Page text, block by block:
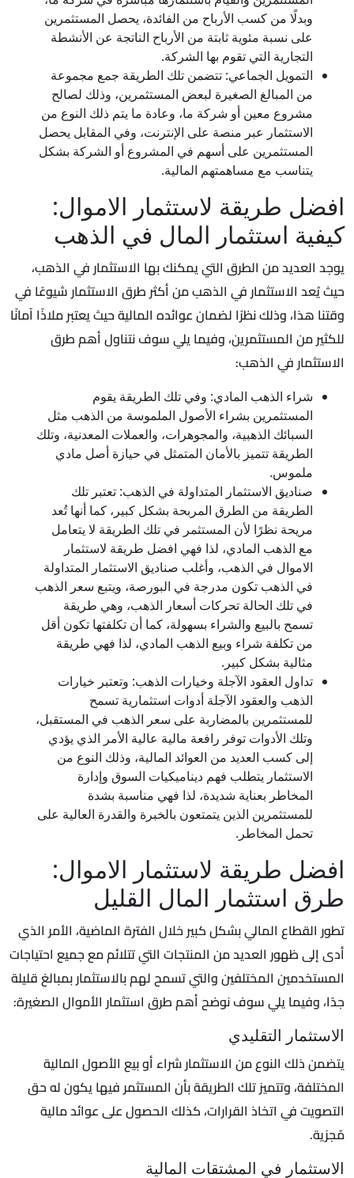
وبدلًا من كسب الأرباح من الفائدة، يحصل المستثمرين
على نسبة مئوية ثابتة من الأرباح الناتجة عن الأنشطة
التجارية التي تقوم بها الشركة.
التمويل الجماعي: تتضمن تلك الطريقة جمع مجموعة
من المبالغ الصغيرة لبعض المستثمرين، وذلك لصالح
مشروع معين أو شركة ما، وعادة ما يتم ذلك النوع من
الاستثمار عبر منصة على الإنترنت، وفي المقابل يحصل
المستثمرين على أسهم في المشروع أو الشركة بشكل
يتناسب مع مساهمتهم المالية.
افضل طريقة لاستثمار الاموال:
كيفية استثمار المال في الذهب
يوجد العديد من الطرق التي يمكنك بها الاستثمار في الذهب،
حيث يُعد الاستثمار في الذهب من أكثر طرق الاستثمار شيوعًا في
وقتنا هذا، وذلك نظرًا لضمان عوائده المالية حيث يعتبر ملاذًا آمانًا
للكثير من المستثمرين، وفيما يلي سوف نتناول أهم طرق
الاستثمار في الذهب:
شراء الذهب المادي: وفي تلك الطريقة يقوم
المستثمرين بشراء الأصول الملموسة من الذهب مثل
السبائك الذهبية، والمجوهرات، والعملات المعدنية، وتلك
الطريقة تتميز بالأمان المتمثل في حيازة أصل مادي
ملموس.
صناديق الاستثمار المتداولة في الذهب: تعتبر تلك
الطريقة من الطرق المربحة بشكل كبير، كما أنها تُعد
مريحة نظرًا لأن المستثمر في تلك الطريقة لا يتعامل
مع الذهب المادي، لذا فهي افضل طريقة لاستثمار
الاموال في الذهب، وأغلب صناديق الاستثمار المتداولة
في الذهب تكون مدرجة في البورصة، ويتبع سعر الذهب
في تلك الحالة تحركات أسعار الذهب، وهي طريقة
تسمح بالبيع والشراء بسهولة، كما أن تكلفتها تكون أقل
من تكلفة شراء وبيع الذهب المادي، لذا فهي طريقة
مثالية بشكل كبير.
تداول العقود الآجلة وخيارات الذهب: وتعتبر خيارات
الذهب والعقود الآجلة أدوات استثمارية تسمح
للمستثمرين بالمضاربة على سعر الذهب في المستقبل،
وتلك الأدوات توفر رافعة مالية عالية الأمر الذي يؤدي
إلى كسب العديد من العوائد المالية، وذلك النوع من
الاستثمار يتطلب فهم ديناميكيات السوق وإدارة
المخاطر بعناية شديدة، لذا فهي مناسبة بشدة
للمستثمرين الذين يتمتعون بالخبرة والقدرة العالية على
تحمل المخاطر.
افضل طريقة لاستثمار الاموال:
طرق استثمار المال القليل
تطور القطاع المالي بشكل كبير خلال الفترة الماضية، الأمر الذي
أدى إلى ظهور العديد من المنتجات التي تتلائم مع جميع احتياجات
المستخدمين المختلفين والتي تسمح لهم بالاستثمار بمبالغ قليلة
جدًا، وفيما يلي سوف نوضح أهم طرق استثمار الأموال الصغيرة:
الاستثمار التقليدي
يتضمن ذلك النوع من الاستثمار شراء أو بيع الأصول المالية
المختلفة، وتتميز تلك الطريقة بأن المستثمر فيها يكون له حق
التصويت في اتخاذ القرارات، كذلك الحصول على عوائد مالية
مُجزية.
الاستثمار في المشتقات المالية